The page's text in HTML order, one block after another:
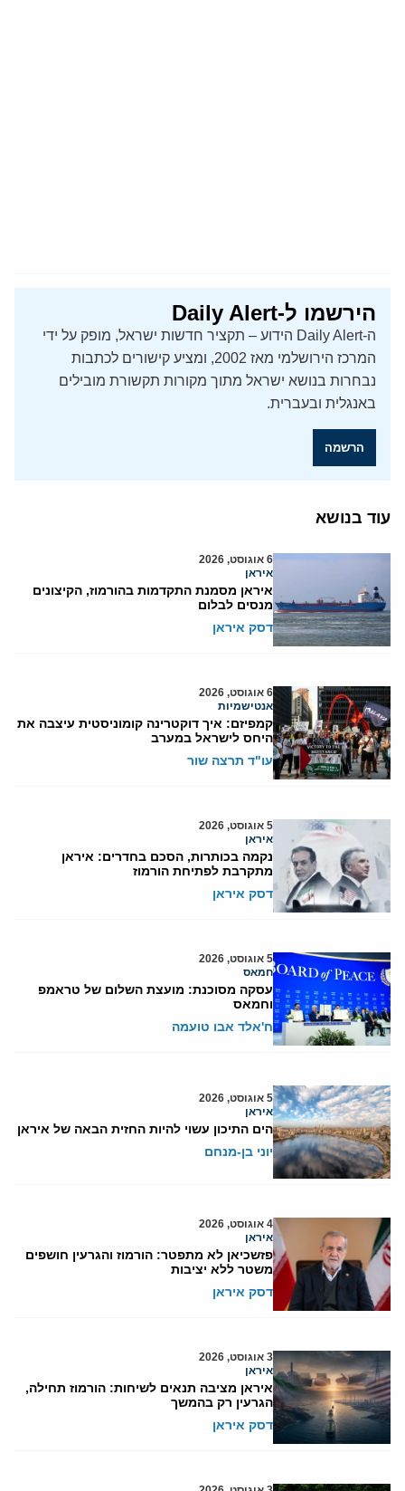
הירשמו ל-Daily Alert
ה-Daily Alert הידוע – תקציר חדשות ישראל, מופק על ידי
המרכז הירושלמי מאז 2002, ומציע קישורים לכתבות
נבחרות בנושא ישראל מתוך מקורות תקשורת מובילים
באנגלית ובעברית.
הרשמה
עוד בנושא
6 אוגוסט, 2026
איראן
איראן מסמנת התקדמות בהורמוז, הקיצונים
מנסים לבלום
דסק איראן
6 אוגוסט, 2026
אנטישמיות
קמפיזם: איך דוקטרינה קומוניסטית עיצבה את
היחס לישראל במערב
עו"ד תרצה שור
5 אוגוסט, 2026
איראן
נקמה בכותרות, הסכם בחדרים: איראן
מתקרבת לפתיחת הורמוז
דסק איראן
5 אוגוסט, 2026
חמאס
עסקה מסוכנת: מועצת השלום של טראמפ
וחמאס
ח'אלד אבו טועמה
5 אוגוסט, 2026
איראן
הים התיכון עשוי להיות החזית הבאה של איראן
יוני בן-מנחם
4 אוגוסט, 2026
איראן
פזשכיאן לא מתפטר: הורמוז והגרעין חושפים
משטר ללא יציבות
דסק איראן
3 אוגוסט, 2026
איראן
איראן מציבה תנאים לשיחות: הורמוז תחילה,
הגרעין רק בהמשך
דסק איראן